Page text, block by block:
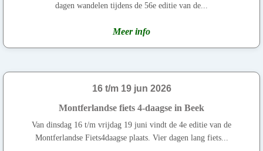
dagen wandelen tijdens de 56e editie van de...
Meer info
16 t/m 19 jun 2026
Montferlandse fiets 4-daagse in Beek
Van dinsdag 16 t/m vrijdag 19 juni vindt de 4e editie van de
Montferlandse Fiets4daagse plaats. Vier dagen lang fiets...